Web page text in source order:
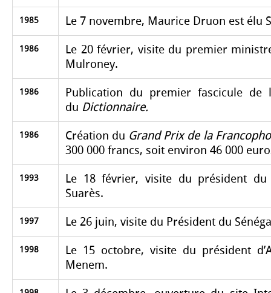
1985 Le 7 novembre, Maurice Druon est élu
1986
Le 20 février, visite du premier
Mulroney.
1986
Publication du premier fascicule de
du Dictionnaire.
1986 Création du Grand Prix de la
300 000 francs, soit environ 46 000
1993
Le 18 février, visite du président
Suarès.
1997 Le 26 juin, visite du Président du
1998
Le 15 octobre, visite du président
Menem.